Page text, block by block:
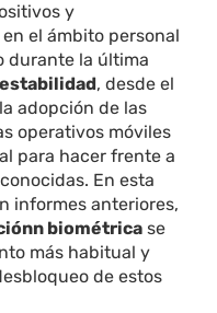
y
el ámbito personal
durante la última
, desde el
adopción de las
operativos móviles
para hacer frente a
En esta
informes anteriores,
biométrica se
más habitual y
de estos